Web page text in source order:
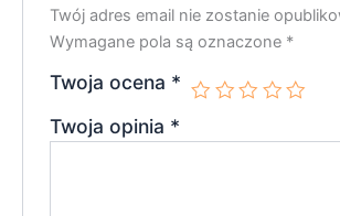
Twój adres email nie zostanie
Wymagane pola są oznaczone *
Twoja ocena *
Twoja opinia *